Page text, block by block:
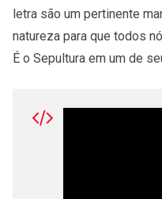
letra são um pertinente
natureza para que todos
É o Sepultura em um de